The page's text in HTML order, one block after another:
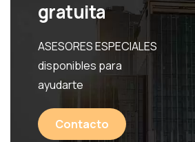
gratuita
ASESORES ESPECIALES
disponibles para
ayudarte
Contacto